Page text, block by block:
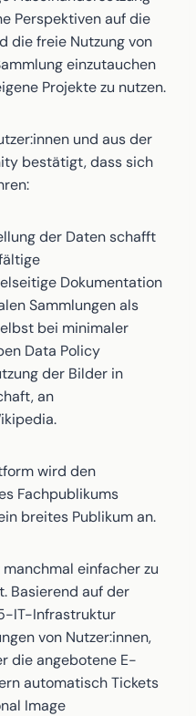
Perspektiven auf die
die freie Nutzung von
einzutauchen
Projekte zu nutzen.
und aus der
bestätigt, dass sich
der Daten schafft
Dokumentation
Sammlungen als
bei minimaler
Data Policy
der Bilder in
an
wird den
Fachpublikums
breites Publikum an.
einfacher zu
Basierend auf der
IT-Infrastruktur
von Nutzer:innen,
die angebotene E-
automatisch Tickets
Image